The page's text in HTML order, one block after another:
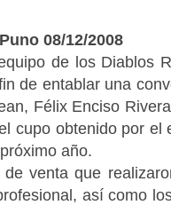
08/12/2008
de los Diablos
de entablar una
Félix Enciso
cupo obtenido por el
año.
venta que
así como